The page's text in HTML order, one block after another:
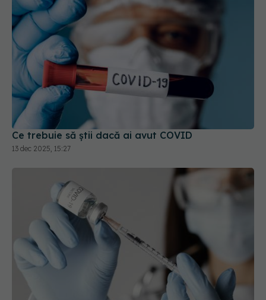
Ce trebuie să știi dacă ai avut COVID
13 dec 2025, 15:27